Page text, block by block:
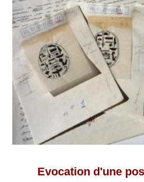
Evocation d'une